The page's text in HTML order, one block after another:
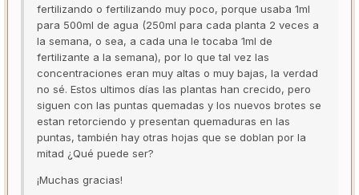
fertilizando o fertilizando muy poco, porque usaba 1ml
para 500ml de agua (250ml para cada planta 2 veces a
la semana, o sea, a cada una le tocaba 1ml de
fertilizante a la semana), por lo que tal vez las
concentraciones eran muy altas o muy bajas, la verdad
no sé. Estos ultimos días las plantas han crecido, pero
siguen con las puntas quemadas y los nuevos brotes se
estan retorciendo y presentan quemaduras en las
puntas, también hay otras hojas que se doblan por la
mitad ¿Qué puede ser?
¡Muchas gracias!